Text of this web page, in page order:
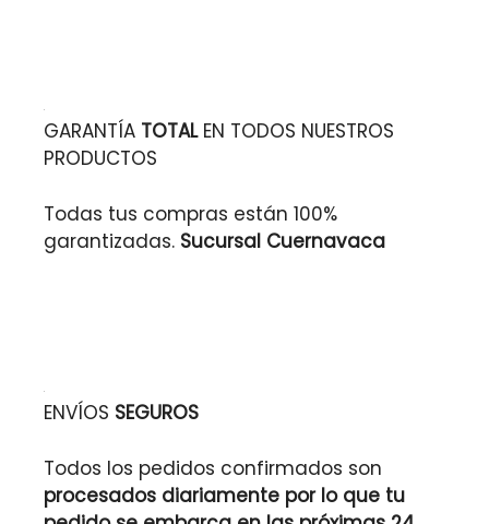
GARANTÍA TOTALEN TODOS NUESTROS
PRODUCTOS
Todas tus compras están 100%
garantizadas. Sucursal Cuernavaca
ENVÍOS SEGUROS
Todos los pedidos confirmados son
procesados diariamente por lo que tu